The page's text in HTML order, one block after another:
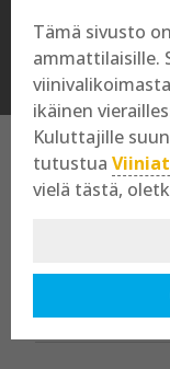
Kaikki
Tämä sivusto
ammattilaisille.
ikäinen
Kuluttajille
tutustua
vielä tästä,